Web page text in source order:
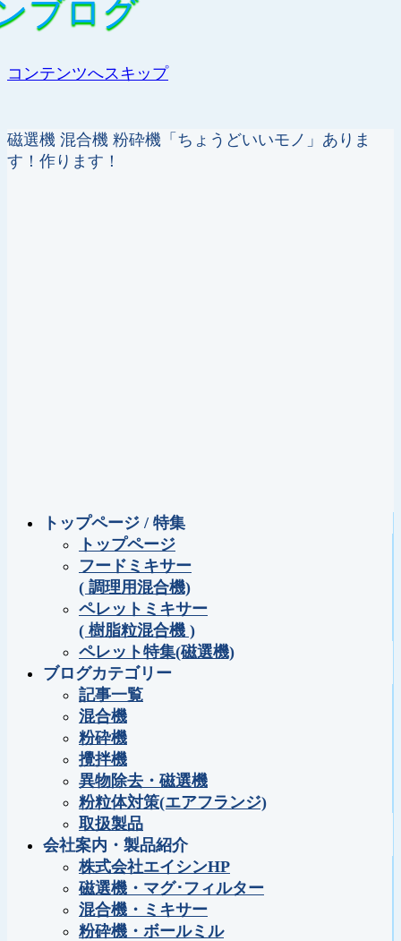
コンテンツへスキップ
磁選機 混合機 粉砕機「ちょうどいいモノ」ありま
す！作ります！
ブログ
トップページ / 特集
トップページ
フードミキサー
( 調理用混合機)
ペレットミキサー
( 樹脂粒混合機 )
ペレット特集(磁選機)
ブログカテゴリー
記事一覧
混合機
粉砕機
攪拌機
異物除去・磁選機
粉粒体対策(エアフランジ)
取扱製品
会社案内・製品紹介
株式会社エイシンHP
磁選機・マグ･フィルター
混合機・ミキサー
粉砕機・ボールミル
ブログ